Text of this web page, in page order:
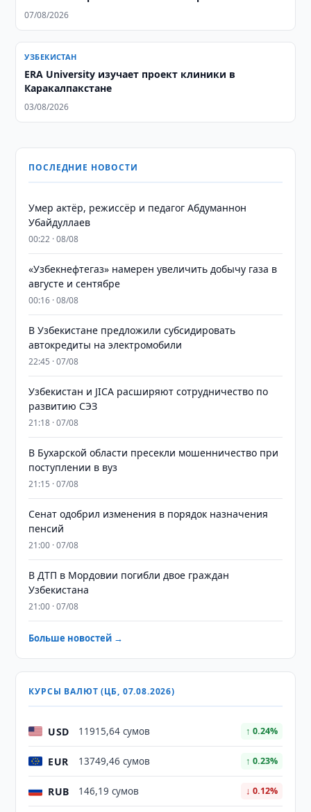
07/08/2026
УЗБЕКИСТАН
ERA University изучает проект клиники в
Каракалпакстане
03/08/2026
ПОСЛЕДНИЕ НОВОСТИ
Умер актёр, режиссёр и педагог Абдуманнон
Убайдуллаев
00:22 · 08/08
«Узбекнефтегаз» намерен увеличить добычу газа в
августе и сентябре
00:16 · 08/08
В Узбекистане предложили субсидировать
автокредиты на электромобили
22:45 · 07/08
Узбекистан и JICA расширяют сотрудничество по
развитию СЭЗ
21:18 · 07/08
В Бухарской области пресекли мошенничество при
поступлении в вуз
21:15 · 07/08
Сенат одобрил изменения в порядок назначения
пенсий
21:00 · 07/08
В ДТП в Мордовии погибли двое граждан
Узбекистана
21:00 · 07/08
Больше новостей →
КУРСЫ ВАЛЮТ (ЦБ, 07.08.2026)
USD 11915,64 сумов ↑ 0.24%
EUR 13749,46 сумов ↑ 0.23%
RUB 146,19 сумов ↓ 0.12%